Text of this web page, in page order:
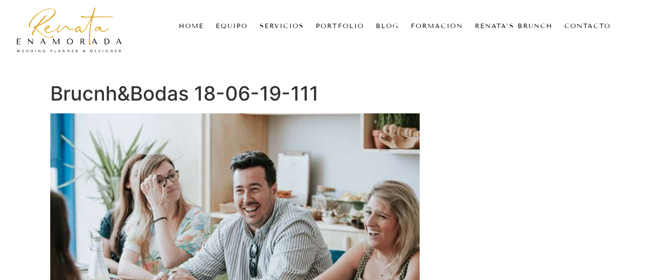
HOME EQUIPO SERVICIOS PORTFOLIO BLOG FORMACIÓN RENATA’S BRUNCH CONTACTO
Brucnh&Bodas 18-06-19-111